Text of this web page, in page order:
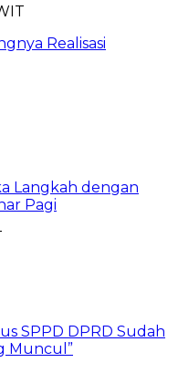
Realisasi
Langkah dengan
Pagi
SPPD DPRD Sudah
Muncul”